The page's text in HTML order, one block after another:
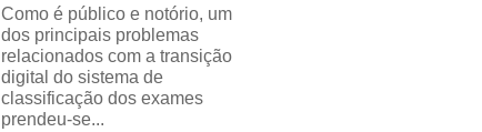
Como é público e notório, um
dos principais problemas
relacionados com a transição
digital do sistema de
classificação dos exames
prendeu-se...